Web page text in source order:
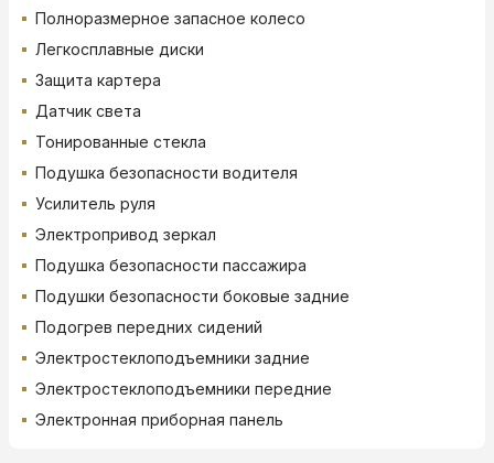
Полноразмерное запасное колесо
Легкосплавные диски
Защита картера
Датчик света
Тонированные стекла
Подушка безопасности водителя
Усилитель руля
Электропривод зеркал
Подушка безопасности пассажира
Подушки безопасности боковые задние
Подогрев передних сидений
Электростеклоподъемники задние
Электростеклоподъемники передние
Электронная приборная панель